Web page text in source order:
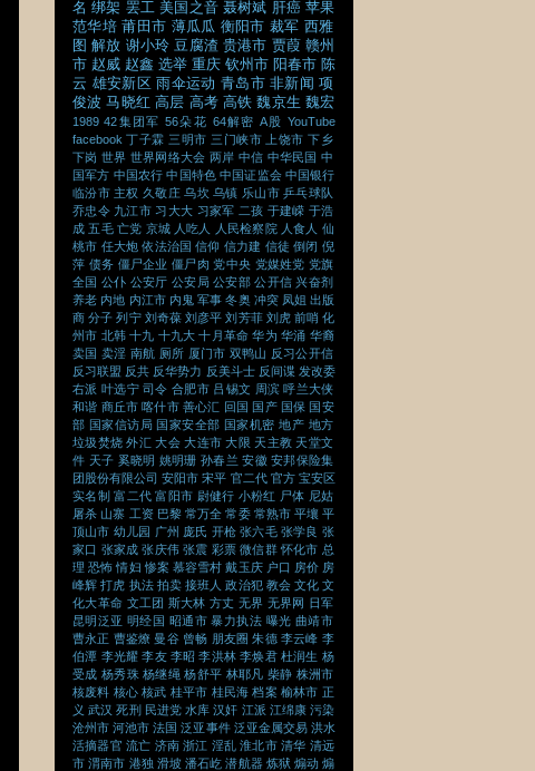
名 绑架 罢工 美国之音 聂树斌 肝癌 苹果
范华培 莆田市 薄瓜瓜 衡阳市 裁军 西雅
图 解放 谢小玲 豆腐渣 贵港市 贾葭 赣州
市 赵威 赵鑫 选举 重庆 钦州市 阳春市 陈
云 雄安新区 雨伞运动 青岛市 非新闻 项
俊波 马晓红 高层 高考 高铁 魏京生 魏宏
1989 42集团军 56朵花 64解密 A股 YouTube
facebook 丁子霖 三明市 三门峡市 上饶市 下乡
下岗 世界 世界网络大会 两岸 中信 中华民国 中
国军方 中国农行 中国特色 中国证监会 中国银行
临汾市 主权 久敬庄 乌坎 乌镇 乐山市 乒乓球队
乔忠令 九江市 习大大 习家军 二孩 于建嵘 于浩
成 五毛 亡党 京城 人吃人 人民检察院 人食人 仙
桃市 任大炮 依法治国 信仰 信力建 信徒 倒闭 倪
萍 债务 僵尸企业 僵尸肉 党中央 党媒姓党 党旗
全国 公仆 公安厅 公安局 公安部 公开信 兴奋剂
养老 内地 内江市 内鬼 军事 冬奥 冲突 凤姐 出版
商 分子 列宁 刘奇葆 刘彦平 刘芳菲 刘虎 前哨 化
州市 北韩 十九 十九大 十月革命 华为 华涌 华裔
卖国 卖淫 南航 厕所 厦门市 双鸭山 反习公开信
反习联盟 反共 反华势力 反美斗士 反间谍 发改委
右派 叶选宁 司令 合肥市 吕锡文 周滨 呼兰大侠
和谐 商丘市 喀什市 善心汇 回国 国产 国保 国安
部 国家信访局 国家安全部 国家机密 地产 地方
垃圾焚烧 外汇 大会 大连市 大限 天主教 天堂文
件 天子 奚晓明 姚明珊 孙春兰 安徽 安邦保险集
团股份有限公司 安阳市 宋平 官二代 官方 宝安区
实名制 富二代 富阳市 尉健行 小粉红 尸体 尼姑
屠杀 山寨 工资 巴黎 常万全 常委 常熟市 平壤 平
顶山市 幼儿园 广州 庞氏 开枪 张六毛 张学良 张
家口 张家成 张庆伟 张震 彩票 微信群 怀化市 总
理 恐怖 情妇 惨案 慕容雪村 戴玉庆 户口 房价 房
峰辉 打虎 执法 拍卖 接班人 政治犯 教会 文化 文
化大革命 文工团 斯大林 方丈 无界 无界网 日军
昆明泛亚 明经国 昭通市 暴力执法 曝光 曲靖市
曹永正 曹鉴燎 曼谷 曾畅 朋友圈 朱德 李云峰 李
伯潭 李光耀 李友 李昭 李洪林 李焕君 杜润生 杨
受成 杨秀珠 杨继绳 杨舒平 林耶凡 柴静 株洲市
核废料 核心 核武 桂平市 桂民海 档案 榆林市 正
义 武汉 死刑 民进党 水库 汉奸 江派 江绵康 污染
沧州市 河池市 法国 泛亚事件 泛亚金属交易 洪水
活摘器官 流亡 济南 浙江 淫乱 淮北市 清华 清远
市 渭南市 港独 滑坡 潘石屹 潜航器 炼狱 煽动 煽